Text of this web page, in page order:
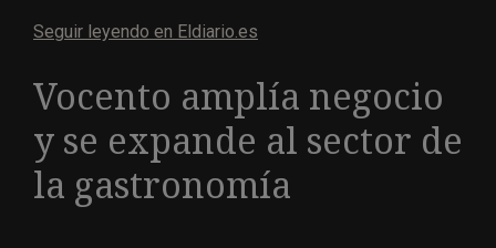
Seguir leyendo en Eldiario.es
Vocento amplía negocio
y se expande al sector de
la gastronomía